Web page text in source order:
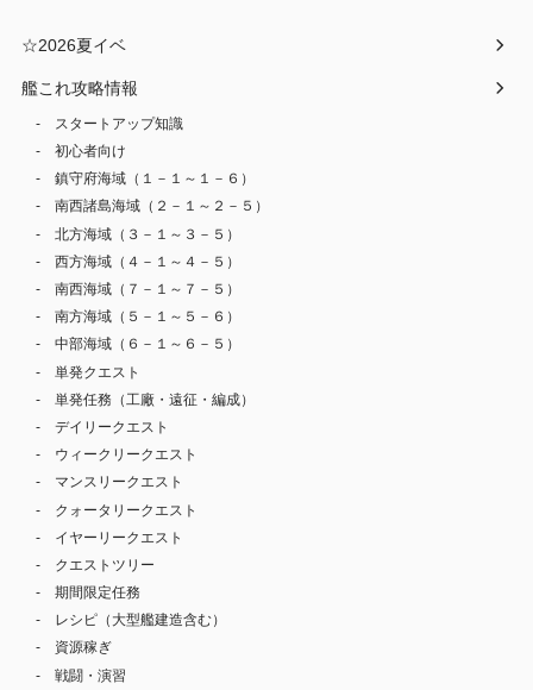
☆2026夏イベ
艦これ攻略情報
スタートアップ知識
初心者向け
鎮守府海域（１－１～１－６）
南西諸島海域（２－１～２－５）
北方海域（３－１～３－５）
西方海域（４－１～４－５）
南西海域（７－１～７－５）
南方海域（５－１～５－６）
中部海域（６－１～６－５）
単発クエスト
単発任務（工廠・遠征・編成）
デイリークエスト
ウィークリークエスト
マンスリークエスト
クォータリークエスト
イヤーリークエスト
クエストツリー
期間限定任務
レシピ（大型艦建造含む）
資源稼ぎ
戦闘・演習